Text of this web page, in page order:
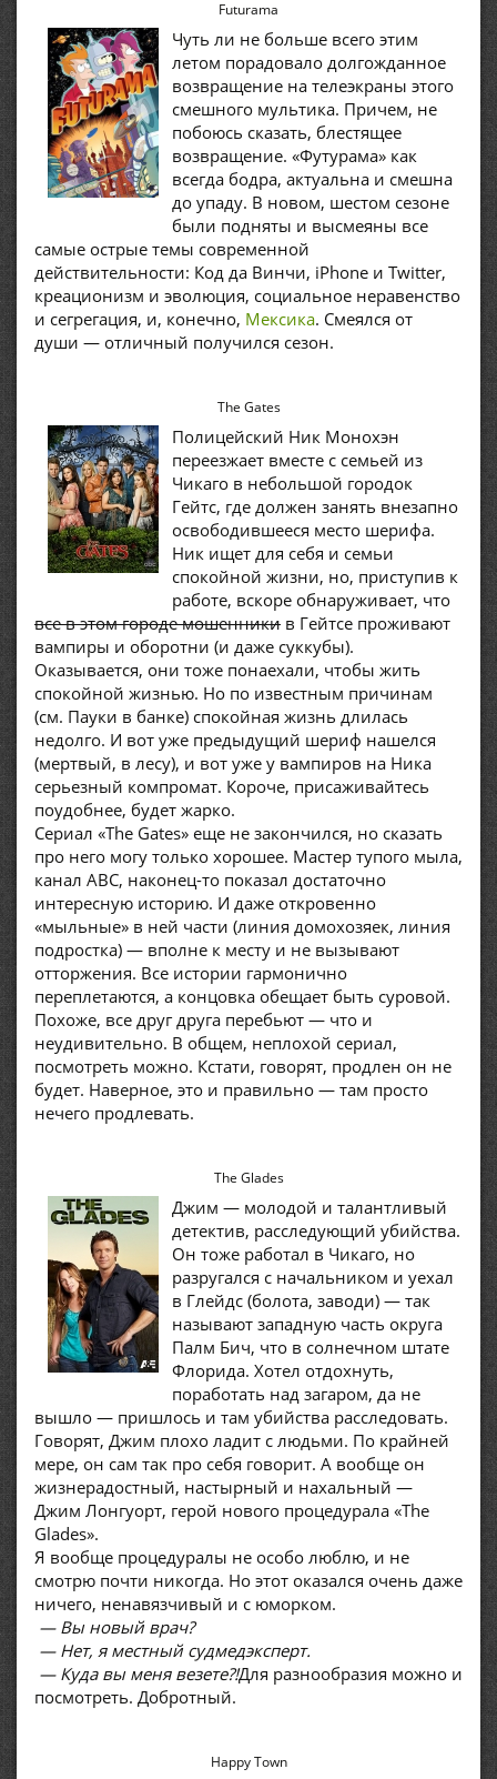
Futurama
Чуть ли не больше всего этим
летом порадовало долгожданное
возвращение на телеэкраны этого
смешного мультика. Причем, не
побоюсь сказать, блестящее
возвращение. «Футурама» как
всегда бодра, актуальна и смешна
до упаду. В новом, шестом сезоне
были подняты и высмеяны все
самые острые темы современной
действительности: Код да Винчи, iPhone и Twitter,
креационизм и эволюция, социальное неравенство
и сегрегация, и, конечно, Мексика. Смеялся от
души — отличный получился сезон.
The Gates
Полицейский Ник Монохэн
переезжает вместе с семьей из
Чикаго в небольшой городок
Гейтс, где должен занять внезапно
освободившееся место шерифа.
Ник ищет для себя и семьи
спокойной жизни, но, приступив к
работе, вскоре обнаруживает, что
все в этом городе мошенники в Гейтсе проживают
вампиры и оборотни (и даже суккубы).
Оказывается, они тоже понаехали, чтобы жить
спокойной жизнью. Но по известным причинам
(см. Пауки в банке) спокойная жизнь длилась
недолго. И вот уже предыдущий шериф нашелся
(мертвый, в лесу), и вот уже у вампиров на Ника
серьезный компромат. Короче, присаживайтесь
поудобнее, будет жарко.
Сериал «The Gates» еще не закончился, но сказать
про него могу только хорошее. Мастер тупого мыла,
канал ABC, наконец-то показал достаточно
интересную историю. И даже откровенно
«мыльные» в ней части (линия домохозяек, линия
подростка) — вполне к месту и не вызывают
отторжения. Все истории гармонично
переплетаются, а концовка обещает быть суровой.
Похоже, все друг друга перебьют — что и
неудивительно. В общем, неплохой сериал,
посмотреть можно. Кстати, говорят, продлен он не
будет. Наверное, это и правильно — там просто
нечего продлевать.
The Glades
Джим — молодой и талантливый
детектив, расследующий убийства.
Он тоже работал в Чикаго, но
разругался с начальником и уехал
в Глейдс (болота, заводи) — так
называют западную часть округа
Палм Бич, что в солнечном штате
Флорида. Хотел отдохнуть,
поработать над загаром, да не
вышло — пришлось и там убийства расследовать.
Говорят, Джим плохо ладит с людьми. По крайней
мере, он сам так про себя говорит. А вообще он
жизнерадостный, настырный и нахальный —
Джим Лонгуорт, герой нового процедурала «The
Glades».
Я вообще процедуралы не особо люблю, и не
смотрю почти никогда. Но этот оказался очень даже
ничего, ненавязчивый и с юморком.
— Вы новый врач?
— Нет, я местный судмедэксперт.
— Куда вы меня везете?!Для разнообразия можно и
посмотреть. Добротный.
Happy Town